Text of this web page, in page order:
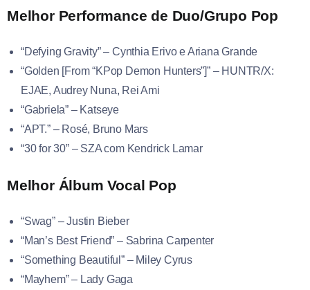
Melhor Performance de Duo/Grupo Pop
“Defying Gravity” – Cynthia Erivo e Ariana Grande
“Golden [From “KPop Demon Hunters”]” – HUNTR/X:
EJAE, Audrey Nuna, Rei Ami
“Gabriela” – Katseye
“APT.” – Rosé, Bruno Mars
“30 for 30” – SZA com Kendrick Lamar
Melhor Álbum Vocal Pop
“Swag” – Justin Bieber
“Man’s Best Friend” – Sabrina Carpenter
“Something Beautiful” – Miley Cyrus
“Mayhem” – Lady Gaga